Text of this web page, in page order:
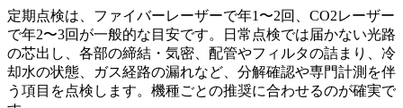
定期点検は、ファイバーレーザーで年1〜2回、CO2レーザー
で年2〜3回が一般的な目安です。日常点検では届かない光路
の芯出し、各部の締結・気密、配管やフィルタの詰まり、冷
却水の状態、ガス経路の漏れなど、分解確認や専門計測を伴
う項目を点検します。機種ごとの推奨に合わせるのが確実で